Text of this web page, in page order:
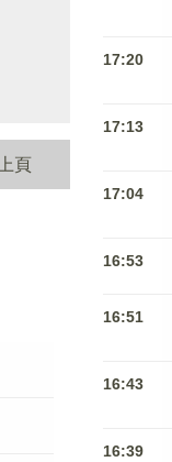
頁
17:20
17:13
17:04
16:53
16:51
16:43
16:39